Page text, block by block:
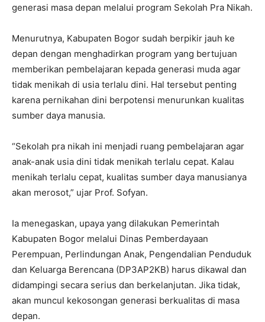
generasi masa depan melalui program Sekolah Pra Nikah.
Menurutnya, Kabupaten Bogor sudah berpikir jauh ke
depan dengan menghadirkan program yang bertujuan
memberikan pembelajaran kepada generasi muda agar
tidak menikah di usia terlalu dini. Hal tersebut penting
karena pernikahan dini berpotensi menurunkan kualitas
sumber daya manusia.
“Sekolah pra nikah ini menjadi ruang pembelajaran agar
anak-anak usia dini tidak menikah terlalu cepat. Kalau
menikah terlalu cepat, kualitas sumber daya manusianya
akan merosot,” ujar Prof. Sofyan.
Ia menegaskan, upaya yang dilakukan Pemerintah
Kabupaten Bogor melalui Dinas Pemberdayaan
Perempuan, Perlindungan Anak, Pengendalian Penduduk
dan Keluarga Berencana (DP3AP2KB) harus dikawal dan
didampingi secara serius dan berkelanjutan. Jika tidak,
akan muncul kekosongan generasi berkualitas di masa
depan.